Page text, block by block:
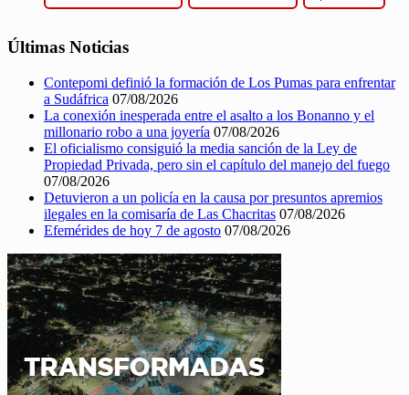
Últimas Noticias
Contepomi definió la formación de Los Pumas para enfrentar
a Sudáfrica 07/08/2026
La conexión inesperada entre el asalto a los Bonanno y el
millonario robo a una joyería 07/08/2026
El oficialismo consiguió la media sanción de la Ley de
Propiedad Privada, pero sin el capítulo del manejo del fuego
07/08/2026
Detuvieron a un policía en la causa por presuntos apremios
ilegales en la comisaría de Las Chacritas 07/08/2026
Efemérides de hoy 7 de agosto 07/08/2026